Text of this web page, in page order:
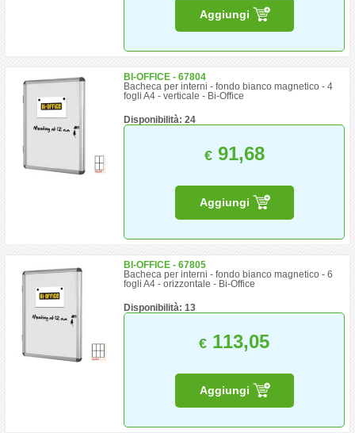
Aggiungi
BI-OFFICE - 67804
Bacheca per interni - fondo bianco magnetico - 4
fogli A4 - verticale - Bi-Office
Disponibilità: 24
€91,68
Aggiungi
BI-OFFICE - 67805
Bacheca per interni - fondo bianco magnetico - 6
fogli A4 - orizzontale - Bi-Office
Disponibilità: 13
€ 113,05
Aggiungi